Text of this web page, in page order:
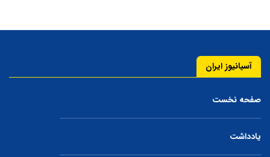
آسیانیوز ایران
صفحه نخست
یادداشت